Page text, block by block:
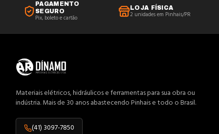
PAGAMENTO
SEGURO
Pix, boleto e cartão
LOJA FÍSICA
2 unidades em Pinhais/PR
Materiais elétricos, hidráulicos e ferramentas para sua obra ou
indústria. Mais de 30 anos abastecendo Pinhais e todo o Brasil.
(41) 3097-7850